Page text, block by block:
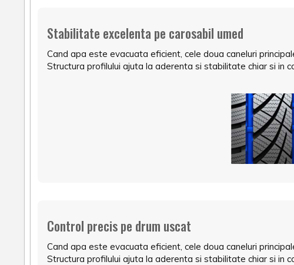
Stabilitate excelenta pe carosabil umed
Cand apa este evacuata eficient, cele doua caneluri
Structura profilului ajuta la aderenta si stabilitate chiar si in
Control precis pe drum uscat
Cand apa este evacuata eficient, cele doua caneluri
Structura profilului ajuta la aderenta si stabilitate chiar si in